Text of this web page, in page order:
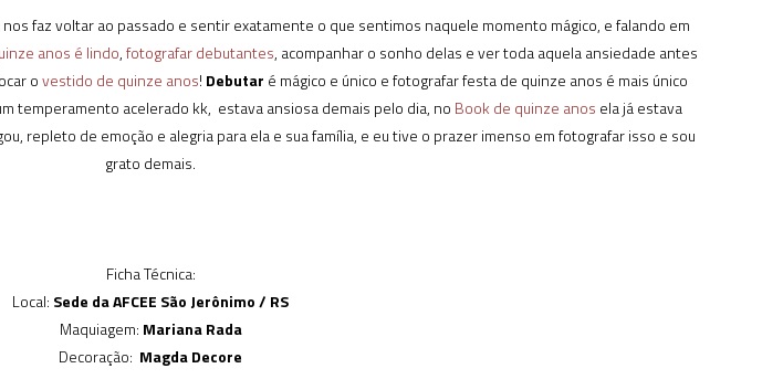
nos faz voltar ao passado e sentir exatamente o que sentimos naquele momento mágico, e falando em
anos é lindo,fotografar debutantes, acompanhar o sonho delas e ver toda aquela ansiedade antes
ovestido de quinze anos! Debutar é mágico e único e fotografar festa de quinze anos é mais único
temperamento acelerado kk, estava ansiosa demais pelo dia, no Book de quinze anos ela já estava
repleto de emoção e alegria para ela e sua família, e eu tive o prazer imenso em fotografar isso e sou
grato demais.
Ficha Técnica:
Local: Sede da AFCEE São Jerônimo / RS
Maquiagem: Mariana Rada
Decoração: Magda Decore